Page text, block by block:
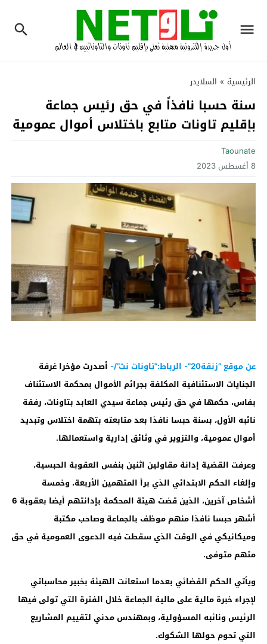
الرئيسية » السلايدر
سنة حسبا نافذاً في حق رئيس جماعة
بإقليم تاونات متابع باختلاس أموال عمومية
Taounate
8 أغسطس 2023
عن موقع “زنقة20”- الرباط:”تاونات نت”/-
أصدرت مؤخرا غرفة
الجنايات الاستئنافية المكلفة بجرائم الأموال بمحكمة الاستئناف
بفاس، حكمها في حق رئيس جماعة سيدي العابد بتاونات، رفقة
نائبه الأول، بسنة حبسا نافذا بعد متابعته بتهمة اختلاس وتبديد
أموال عمومية، والتزوير في وثائق إدارية واستعمالها.
وعرفت القضية إدانة مقاولين اثنين بنفس العقوبة الحبسية،
وإلغاء الحكم الابتدائي الذي برأ المتهمين الأربعة، وخمسة
أشخاص آخرين، الذين قضت هيئة المحكمة بإدانتهم أيضا بعقوبة 6
أشهر حبسا نافذا منهم موظف بالجماعة وصاحب مكتبة
وميكانيكي في الوقت الذي سقطت فيه الدعوى العمومية في حق
متهم متوفى.
ويأتي الحكم القضائي بعدما استعانت الهيئة بخبير محاسباتي
لإجراء خبرة مالية على مالية الجماعة خلال الفترة التي تولى فيها
الرئيس ونائبه المسؤولية، وبمهندس مدني لتقييم المشاريع
التي تحوم حولها الشكوك.